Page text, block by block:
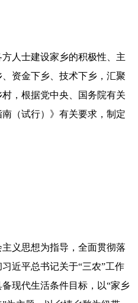
人士建设家乡的积极性、主
资金下乡、技术下乡，汇聚
，根据党中央、国务院有关
（试行）》有关要求，制定
义思想为指导，全面贯彻落
近平总书记关于“三农”工作
现代生活条件目标，以“家乡